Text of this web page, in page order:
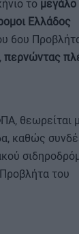
το μεγάλο
Ελλάδος
6ου
περνώντας
θεωρείται
καθώς
του